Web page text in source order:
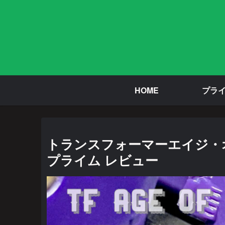
HOME プラ
トランスフォーマーエイジ
プライム レビュー